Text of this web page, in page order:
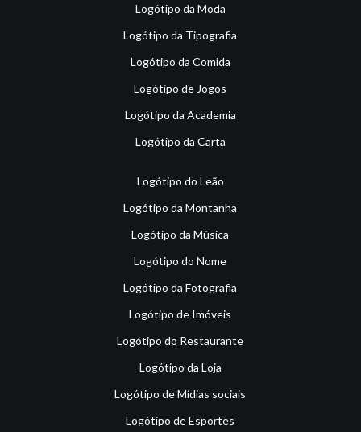
Logótipo da Moda
Logótipo da Tipografia
Logótipo da Comida
Logótipo de Jogos
Logótipo da Academia
Logótipo da Carta
Logótipo do Leão
Logótipo da Montanha
Logótipo da Música
Logótipo do Nome
Logótipo da Fotografia
Logótipo de Imóveis
Logótipo do Restaurante
Logótipo da Loja
Logótipo de Mídias sociais
Logótipo de Esportes